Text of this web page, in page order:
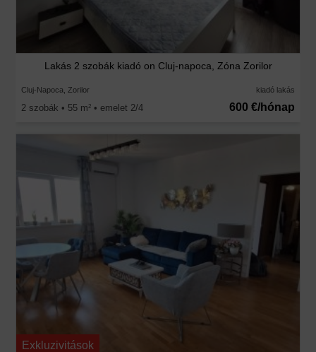
Lakás 2 szobák kiadó on Cluj-napoca, Zóna Zorilor
Cluj-Napoca, Zorilor kiadó lakás
2 szobák • 55 m2 • emelet 2/4 600 €/hónap
Exkluzivitások